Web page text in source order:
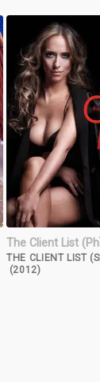
The Client List
THE CLIENT LIST
(2012)